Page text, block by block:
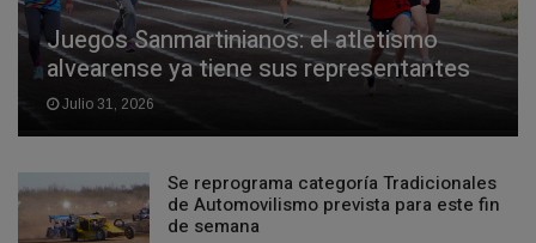
Juegos Sanmartinianos: el atletismo
alvearense ya tiene sus representantes
Julio 31, 2026
Se reprograma categoría Tradicionales
de Automovilismo prevista para este fin
de semana